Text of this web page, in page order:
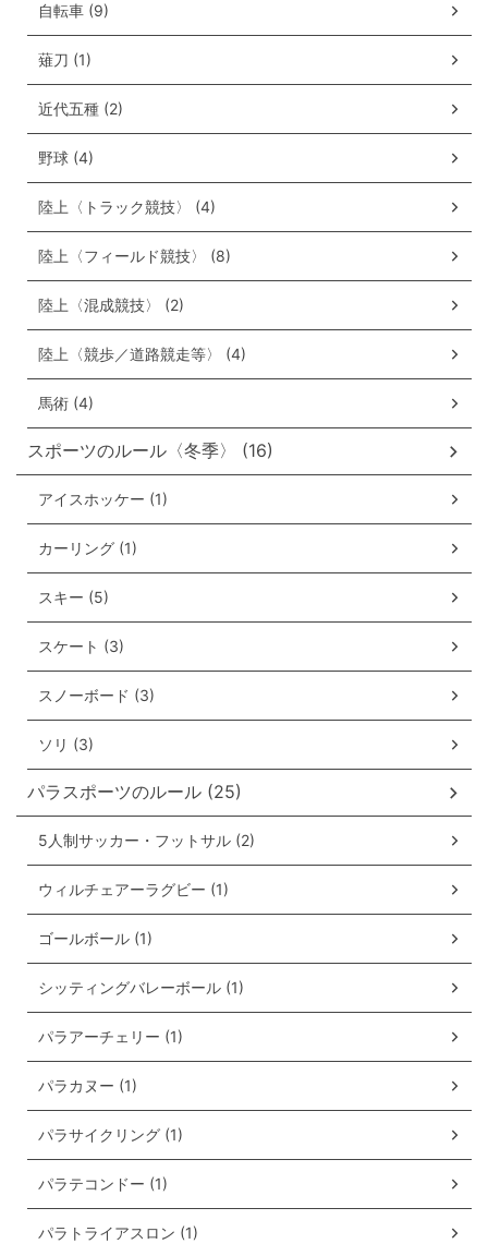
自転車 (9)
薙刀 (1)
近代五種 (2)
野球 (4)
陸上〈トラック競技〉 (4)
陸上〈フィールド競技〉 (8)
陸上〈混成競技〉 (2)
陸上〈競歩／道路競走等〉 (4)
馬術 (4)
スポーツのルール〈冬季〉 (16)
アイスホッケー (1)
カーリング (1)
スキー (5)
スケート (3)
スノーボード (3)
ソリ (3)
パラスポーツのルール (25)
5人制サッカー・フットサル (2)
ウィルチェアーラグビー (1)
ゴールボール (1)
シッティングバレーボール (1)
パラアーチェリー (1)
パラカヌー (1)
パラサイクリング (1)
パラテコンドー (1)
パラトライアスロン (1)